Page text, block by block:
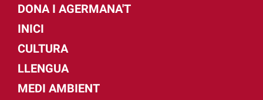
DONA I AGERMANA'T
INICI
CULTURA
LLENGUA
MEDI AMBIENT